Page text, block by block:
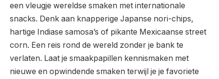
een vleugje wereldse smaken met internationale
snacks. Denk aan knapperige Japanse nori-chips,
hartige Indiase samosa’s of pikante Mexicaanse street
corn. Een reis rond de wereld zonder je bank te
verlaten. Laat je smaakpapillen kennismaken met
nieuwe en opwindende smaken terwijl je je favoriete